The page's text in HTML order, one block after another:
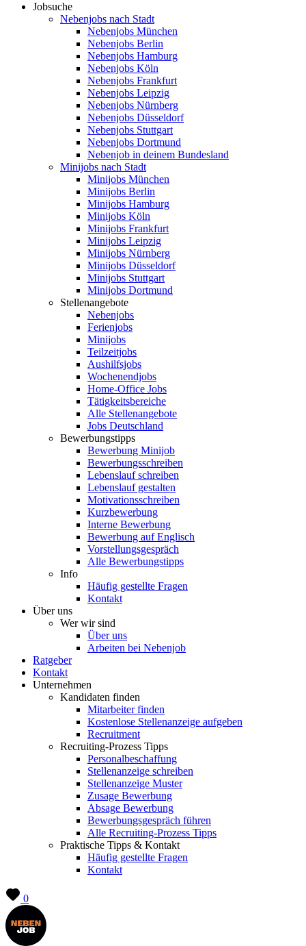
Jobsuche
Nebenjobs nach Stadt
Nebenjobs München
Nebenjobs Berlin
Nebenjobs Hamburg
Nebenjobs Köln
Nebenjobs Frankfurt
Nebenjobs Leipzig
Nebenjobs Nürnberg
Nebenjobs Düsseldorf
Nebenjobs Stuttgart
Nebenjobs Dortmund
Nebenjob in deinem Bundesland
Minijobs nach Stadt
Minijobs München
Minijobs Berlin
Minijobs Hamburg
Minijobs Köln
Minijobs Frankfurt
Minijobs Leipzig
Minijobs Nürnberg
Minijobs Düsseldorf
Minijobs Stuttgart
Minijobs Dortmund
Stellenangebote
Nebenjobs
Ferienjobs
Minijobs
Teilzeitjobs
Aushilfsjobs
Wochenendjobs
Home-Office Jobs
Tätigkeitsbereiche
Alle Stellenangebote
Jobs Deutschland
Bewerbungstipps
Bewerbung Minijob
Bewerbungsschreiben
Lebenslauf schreiben
Lebenslauf gestalten
Motivationsschreiben
Kurzbewerbung
Interne Bewerbung
Bewerbung auf Englisch
Vorstellungsgespräch
Alle Bewerbungstipps
Info
Häufig gestellte Fragen
Kontakt
Über uns
Wer wir sind
Über uns
Arbeiten bei Nebenjob
Ratgeber
Kontakt
Unternehmen
Kandidaten finden
Mitarbeiter finden
Kostenlose Stellenanzeige aufgeben
Recruitment
Recruiting-Prozess Tipps
Personalbeschaffung
Stellenanzeige schreiben
Stellenanzeige Muster
Zusage Bewerbung
Absage Bewerbung
Bewerbungsgespräch führen
Alle Recruiting-Prozess Tipps
Praktische Tipps & Kontakt
Häufig gestellte Fragen
Kontakt
0